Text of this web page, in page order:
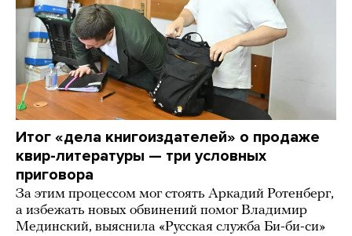
Итог «дела книгоиздателей» о продаже
квир-литературы — три условных
приговора
За этим процессом мог стоять Аркадий Ротенберг,
а избежать новых обвинений помог Владимир
Мединский, выяснила «Русская служба Би-би-си»